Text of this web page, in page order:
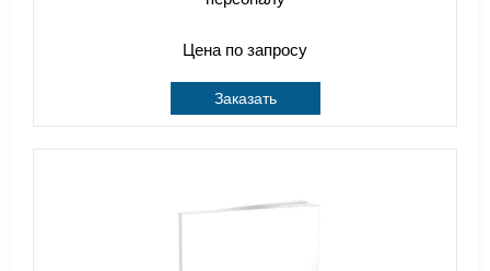
Цена по запросу
Заказать